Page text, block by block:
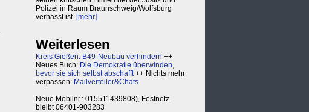
Polizei in Raum Braunschweig/Wolfsburg
verhasst ist. [mehr]
Weiterlesen
Kreis Gießen: B49-Neubau verhindern ++
Neues Buch: Die Demokratie überwinden,
bevor sie sich selbst abschafft++ Nichts mehr
verpassen: Mailverteiler&Chats
Neue Mobilnr.: 015511439808), Festnetz
bleibt 06401-903283